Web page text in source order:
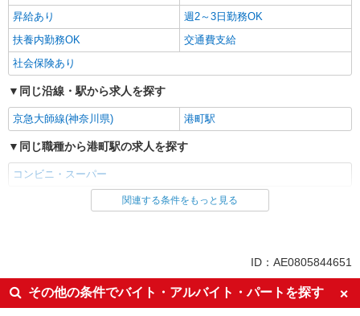
昇給あり
週2～3日勤務OK
扶養内勤務OK
交通費支給
社会保険あり
同じ沿線・駅から求人を探す
京急大師線(神奈川県) 港町駅
同じ職種から港町駅の求人を探す
コンビニ・スーパー
同じ雇用形態から港町駅の求人を探す
未経験歓迎
フリーター歓迎
ミドル（40代～）活躍中
エルダー（50代～）活躍中
関連する条件をもっと見る
ID：AE0805844651
その他の条件でバイト・アルバイト・パートを探す